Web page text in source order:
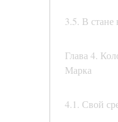
3.5. В стане
Глава 4.
Марка
4.1. Свой